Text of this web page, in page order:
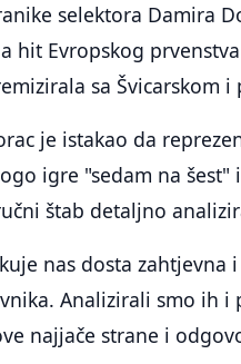
selektora Damira
hit Evropskog
sa Švicarskom
je istakao da
igre "sedam na
štab detaljno
nas dosta
Analizirali smo ih i
najjače strane i